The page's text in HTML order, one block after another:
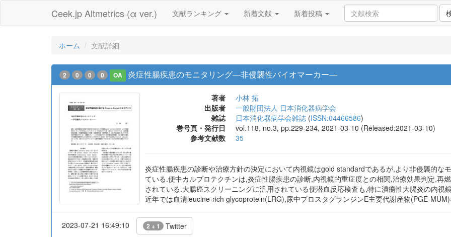
Ceek.jp Altmetrics (α ver.) 文献ランキング 新着文献 新着投稿
ホーム 文献詳細
2 0 0 0 OA 炎症性腸疾患のモニタリング―非侵襲性バイオマーカー―
著者
小林 拓
出版者
一般財団法人 日本消化器病学会
雑誌
日本消化器病学会雑誌 (ISSN:04466586)
巻号頁・発行日
vol.118, no.3, pp.229-234, 2021-03-10 (Released:2021-03-10)
参考文献数
35
炎症性腸疾患の診断や治療方針の決定において内視鏡はgold standardであるが,より非侵襲的な
ている.便中カルプロテクチンは,炎症性腸疾患の診断,内視鏡的重症度との相関,治療効果判定,再
されている.大腸癌スクリーニングに汎用されている便潜血反応検査も,特に潰瘍性大腸炎の内視
近年では血清leucine-rich glycoprotein(LRG),尿中プロスタグランジンE主要代謝産物(PGE-
2023-07-21 16:49:10 2 + 1 Twitter